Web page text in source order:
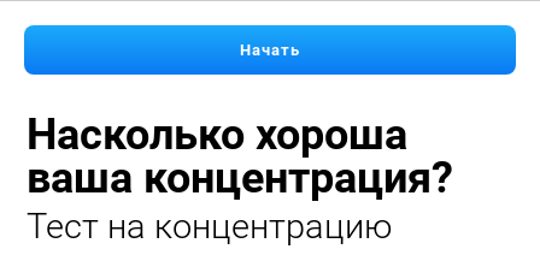
Начать
Насколько хороша
ваша концентрация?
Тест на концентрацию